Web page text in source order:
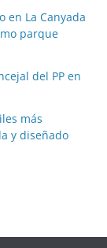
en La Canyada
parque
del PP en
más
y diseñado